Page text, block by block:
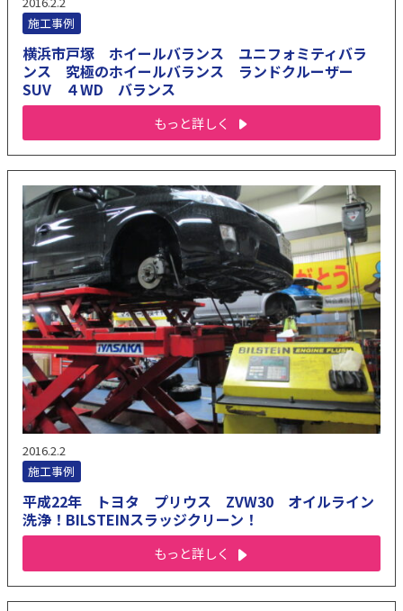
施工事例
横浜市戸塚 ホイールバランス ユニフォミティバラ
ンス 究極のホイールバランス ランドクルーザー
SUV ４WD バランス
もっと詳しく
2016.2.2
施工事例
平成22年 トヨタ プリウス ZVW30 オイルライン
洗浄！BILSTEINスラッジクリーン！
もっと詳しく